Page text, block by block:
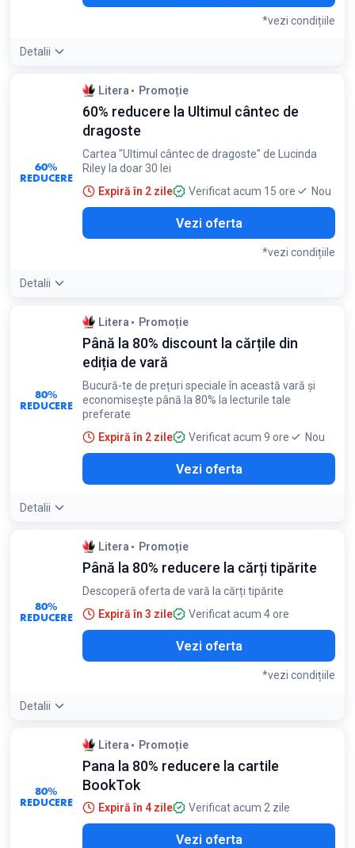
*vezi condițiile
Detalii
Oferta valabilă pentru cartea Librarul din Gaza, ediție de vară
60%
REDUCERE
Litera Promoție
60% reducere la Ultimul cântec de
dragoste
Cartea "Ultimul cântec de dragoste" de Lucinda
Riley la doar 30 lei
Expiră în 2 zile
Verificat acum 15 ore Nou
Vezi oferta
*vezi condițiile
Detalii
Oferta valabilă pentru cartea "Ultimul cântec de dragoste"
de Lucinda Riley
80%
REDUCERE
Litera Promoție
Până la 80% discount la cărțile din
ediția de vară
Bucură-te de prețuri speciale în această vară și
economisește până la 80% la lecturile tale
preferate
Expiră în 2 zile
Verificat acum 9 ore Nou
Vezi oferta
Detalii
80%
REDUCERE
Litera Promoție
Până la 80% reducere la cărți tipărite
Descoperă oferta de vară la cărți tipărite
Expiră în 3 zile
Verificat acum 4 ore
Vezi oferta
*vezi condițiile
Detalii
Exclus abonamentele și volumele componente
80%
REDUCERE
Litera Promoție
Pana la 80% reducere la cartile
BookTok
Expiră în 4 zile Verificat acum 2 zile
Vezi oferta